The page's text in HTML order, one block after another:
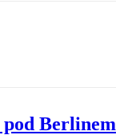
pod Berlinem